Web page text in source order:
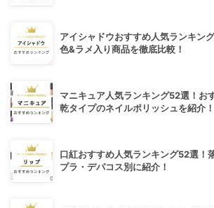
アイシャドウおすすめ人気ランキン
色&ラメ入り商品を徹底比較！
マニキュア人気ランキング52選！お
乾タイプのネイルポリッシュを紹介！
口紅おすすめ人気ランキング52選！
プラ・デパコス別に紹介！